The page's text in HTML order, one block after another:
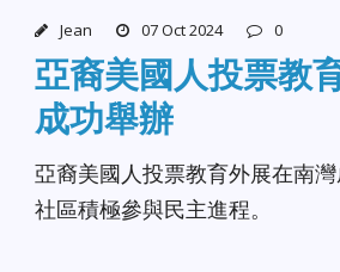
Jean 07 Oct 2024 0
亞裔美國人投票教
成功舉辦
亞裔美國人投票教育外展在南
社區積極參與民主進程。